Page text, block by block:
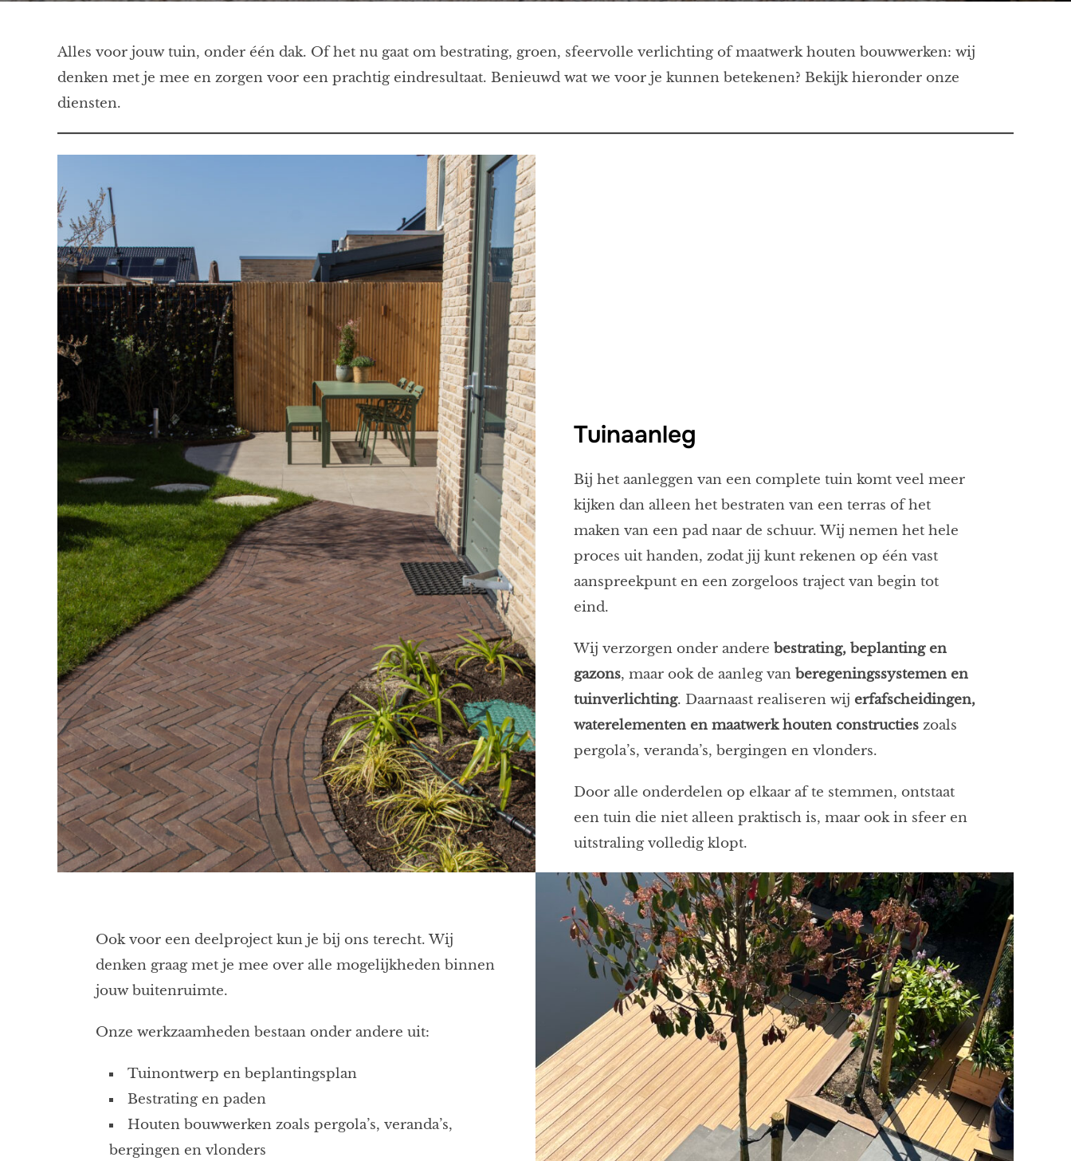
Alles voor jouw tuin, onder één dak. Of het nu gaat om bestrating, groen, sfeervolle verlichting of maatwerk houten bouwwerken: wij
denken met je mee en zorgen voor een prachtig eindresultaat. Benieuwd wat we voor je kunnen betekenen? Bekijk hieronder onze
diensten.
Tuinaanleg
Bij het aanleggen van een complete tuin komt veel meer
kijken dan alleen het bestraten van een terras of het
maken van een pad naar de schuur. Wij nemen het hele
proces uit handen, zodat jij kunt rekenen op één vast
aanspreekpunt en een zorgeloos traject van begin tot
eind.
Wij verzorgen onder andere bestrating, beplanting en
gazons, maar ook de aanleg van beregeningssystemen en
tuinverlichting. Daarnaast realiseren wij erfafscheidingen,
waterelementen en maatwerk houten constructies zoals
pergola’s, veranda’s, bergingen en vlonders.
Door alle onderdelen op elkaar af te stemmen, ontstaat
een tuin die niet alleen praktisch is, maar ook in sfeer en
uitstraling volledig klopt.
Ook voor een deelproject kun je bij ons terecht. Wij
denken graag met je mee over alle mogelijkheden binnen
jouw buitenruimte.
Onze werkzaamheden bestaan onder andere uit:
Tuinontwerp en beplantingsplan
Bestrating en paden
Houten bouwwerken zoals pergola’s, veranda’s,
bergingen en vlonders